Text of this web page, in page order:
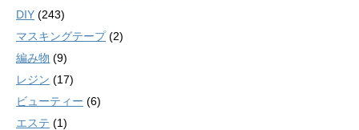
DIY (243)
マスキングテープ(2)
編み物 (9)
レジン (17)
ビューティー (6)
エステ (1)